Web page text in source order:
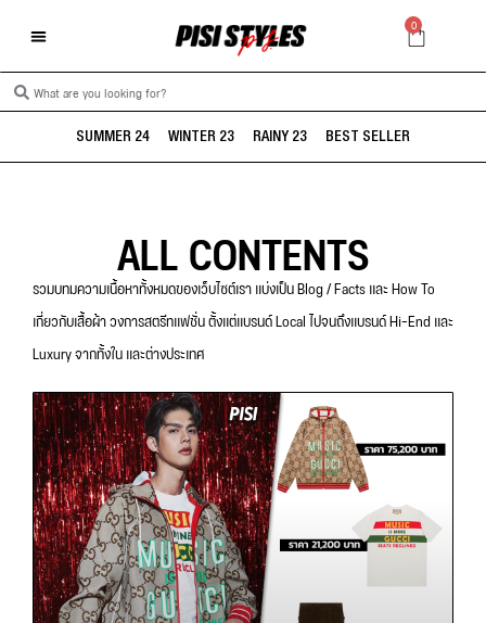
0
SUMMER 24 WINTER 23 RAINY 23 BEST SELLER
ALL CONTENTS
รวมบทมความเนื้อหาทั้งหมดของเว็บไซต์เรา แบ่งเป็น Blog / Facts และ How To
เกี่ยวกับเสื้อผ้า วงการสตรีทแฟชั่น ตั้งแต่แบรนด์ Local ไปจนถึงแบรนด์ Hi-End และ
Luxury จากทั้งใน และต่างประเทศ